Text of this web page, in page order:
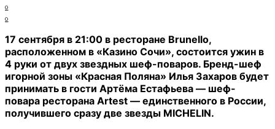
0
0
17 сентября в 21:00 в ресторане Brunello,
расположенном в «Казино Сочи», состоится ужин в
4 руки от двух звездных шеф-поваров. Бренд-шеф
игорной зоны «Красная Поляна» Илья Захаров будет
принимать в гости Артёма Естафьева — шеф-
повара ресторана Artest — единственного в России,
получившего сразу две звезды MICHELIN.